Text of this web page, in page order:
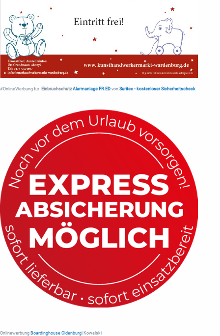
#OnlineWerbung für Einbruchschutz Alarmanlage FR.ED von Suritec • kostenloser Sicherheitscheck
Onlinewerbung Boardinghouse Oldenburg | Kowalski